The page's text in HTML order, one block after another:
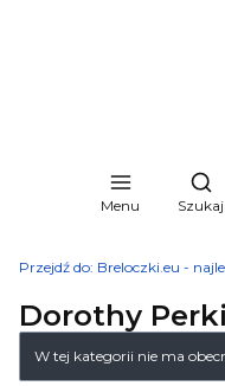
Menu Szukaj
Przejdź do: Breloczki.eu - najlepsze
Dorothy
Lista
W tej kategorii nie ma